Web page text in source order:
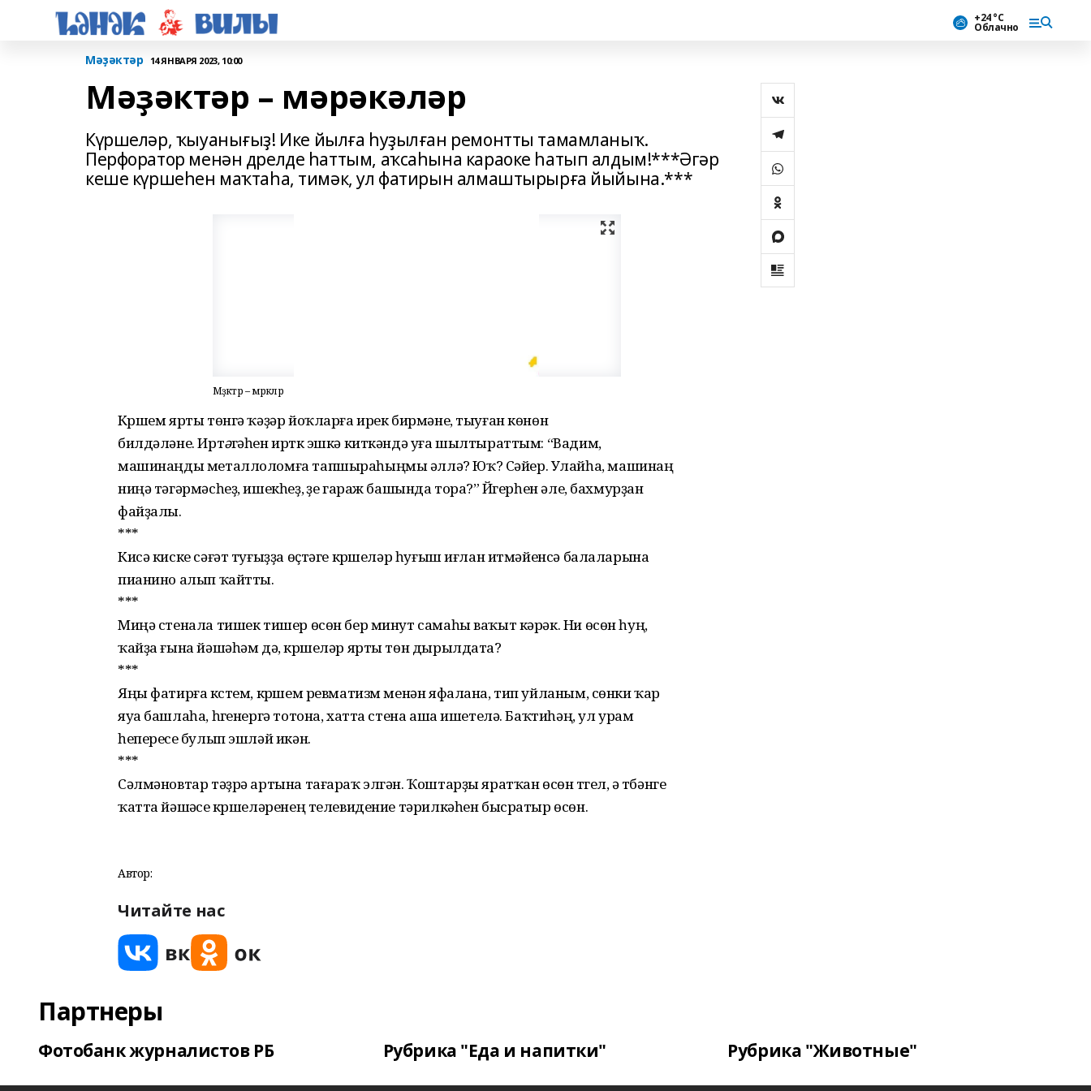
+24 °С
Облачно
Мәҙәктәр 14 ЯНВАРЯ 2023, 10:00
Мәҙәктәр – мәрәкәләр
Күршеләр, ҡыуанығыҙ! Ике йылға һуҙылған ремонтты тамамланыҡ.
Перфоратор менән дрелде һаттым, аҡсаһына караоке һатып алдым!***Әгәр
кеше күршеһен маҡтаһа, тимәк, ул фатирын алмаштырырға йыйына.***
Мәҙәктәр – мәрәкәләр
Күршем ярты төнгә ҡәҙәр йоҡларға ирек бирмәне, тыуған көнөн
билдәләне. Иртәгәһен иртүк эшкә киткәндә уға шылтыраттым: “Вадим,
машинаңды металлоломға тапшыраһыңмы әллә? Юҡ? Сәйер. Улайһа, машинаң
ниңә тәгәрмәсһеҙ, ишекһеҙ, үҙе гараж башында тора?” Йүгерһен әле, бахмурҙан
файҙалы.
***
Кисә киске сәғәт туғыҙҙа өҫтәге күршеләр һуғыш иғлан итмәйенсә балаларына
пианино алып ҡайтты.
***
Миңә стенала тишек тишер өсөн бер минут самаһы ваҡыт кәрәк. Ни өсөн һуң,
ҡайҙа ғына йәшәһәм дә, күршеләр ярты төн дырылдата?
***
Яңы фатирға күстем, күршем ревматизм менән яфалана, тип уйланым, сөнки ҡар
яуа башлаһа, һүгенергә тотона, хатта стена аша ишетелә. Баҡтиһәң, ул урам
һепереүсе булып эшләй икән.
***
Сәлмәновтар тәҙрә артына тағараҡ элгән. Ҡоштарҙы яратҡан өсөн түгел, ә түбәнге
ҡатта йәшәүсе күршеләренең телевидение тәрилкәһен бысратыр өсөн.
Автор:
Читайте нас
Партнеры
Фотобанк журналистов РБ Рубрика "Еда и напитки" Рубрика "Животные"